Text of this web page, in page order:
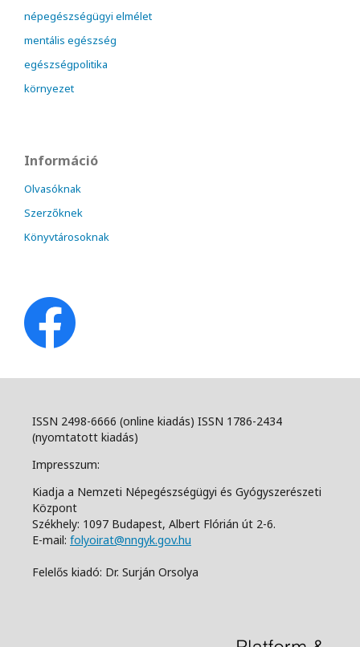
népegészségügyi elmélet
mentális egészség
egészségpolitika
környezet
Információ
Olvasóknak
Szerzőknek
Könyvtárosoknak
ISSN 2498-6666 (online kiadás) ISSN 1786-2434
(nyomtatott kiadás)
Impresszum:
Kiadja a Nemzeti Népegészségügyi és Gyógyszerészeti
Központ
Székhely: 1097 Budapest, Albert Flórián út 2-6.
E-mail: folyoirat@nngyk.gov.hu
Felelős kiadó: Dr. Surján Orsolya